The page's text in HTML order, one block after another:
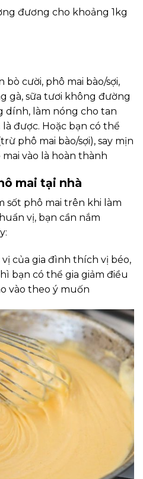
đương cho khoảng 1kg
bò cười, phô mai bào/sợi,
gà, sữa tươi không đường
dính, làm nóng cho tan
được. Hoặc bạn có thể
phô mai bào/sợi), say mịn
vào là hoàn thành
mai tại nhà
sốt phô mai trên khi làm
vị, bạn cần nắm
của gia đình thích vị béo,
bạn có thể gia giảm điều
vào theo ý muốn